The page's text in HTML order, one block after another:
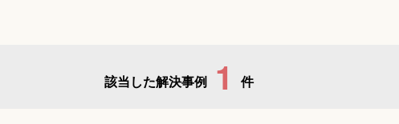
該当した解決事例 1 件